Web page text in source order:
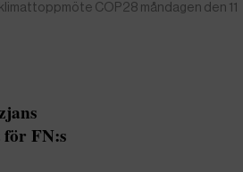
COP28 måndagen den 11
för FN:s